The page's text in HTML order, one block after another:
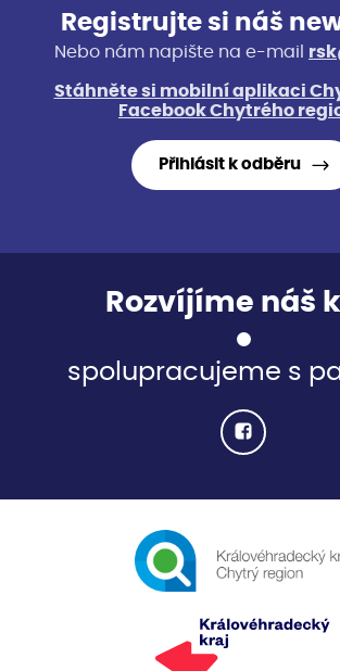
Registrujte si náš
Nebo nám napište na e-mail
Stáhněte si mobilní aplikaci
Facebook Chytrého
Přihlásit k odběru
Rozvíjíme náš
spolupracujeme s